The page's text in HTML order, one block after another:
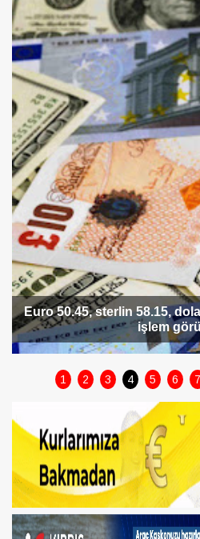
Sterlin 58.10 TL, dolar 43.20
işlem
1 2 3 4 5 6 7